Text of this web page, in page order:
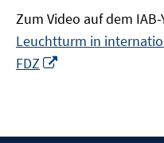
Zum Video auf dem
Leuchtturm in
FDZ